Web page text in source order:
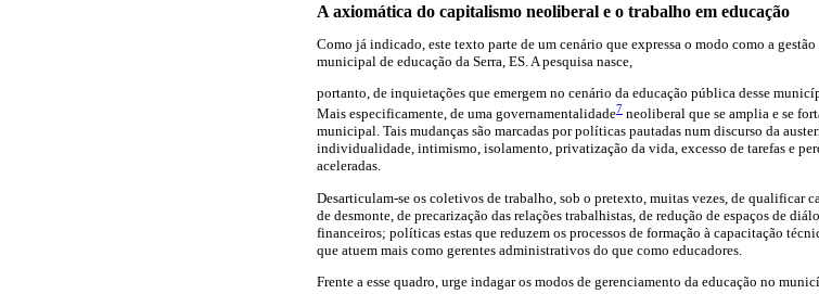
A axiomática do capitalismo neoliberal e o trabalho em educação
Como já indicado, este texto parte de um cenário que expressa o modo como a
municipal de educação da Serra, ES. A pesquisa nasce,
portanto, de inquietações que emergem no cenário da educação pública desse
Mais especificamente, de uma governamentalidade7 neoliberal que se amplia e se
municipal. Tais mudanças são marcadas por políticas pautadas num discurso da
individualidade, intimismo, isolamento, privatização da vida, excesso de tarefas e
aceleradas.
Desarticulam-se os coletivos de trabalho, sob o pretexto, muitas vezes, de qualificar
de desmonte, de precarização das relações trabalhistas, de redução de espaços de
financeiros; políticas estas que reduzem os processos de formação à capacitação
que atuem mais como gerentes administrativos do que como educadores.
Frente a esse quadro, urge indagar os modos de gerenciamento da educação no